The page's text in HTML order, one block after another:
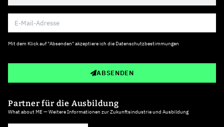
Mit dem Klick auf "Absenden" akzeptiere ich die Datenschutzbestimmungen
ABSENDEN
Partner für die Ausbildung
What about ME — Weitere Informationen zur Zukunftsindustrie und Ausbildung